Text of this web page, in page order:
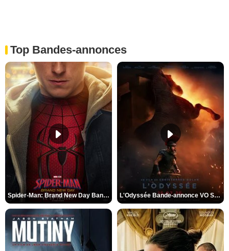
Top Bandes-annonces
Spider-Man: Brand New Day Bande-annonce VO STFR L'Odyssée Bande-annonce VO STFR